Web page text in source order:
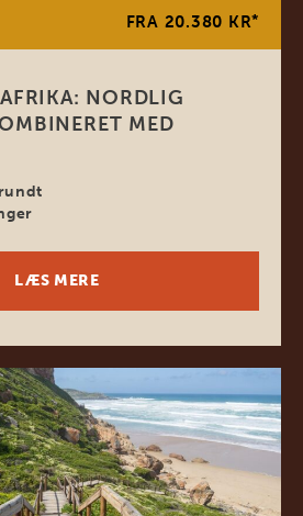
FRA 20.380 KR*
NORDLIG
MED
LÆS MERE